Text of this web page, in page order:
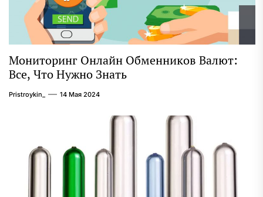
Мониторинг Онлайн Обменников Валют:
Все, Что Нужно Знать
Pristroykin_ 14 Мая 2024